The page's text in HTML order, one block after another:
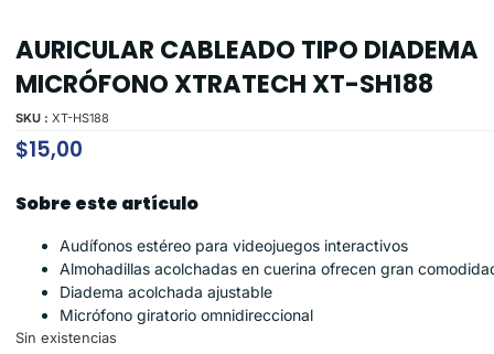
AURICULAR CABLEADO TIPO DIADEMA
MICRÓFONO XTRATECH XT-SH188
SKU : XT-HS188
$15,00
Sobre este artículo
Audífonos estéreo para videojuegos interactivos
Almohadillas acolchadas en cuerina ofrecen gran
Diadema acolchada ajustable
Micrófono giratorio omnidireccional
Sin existencias